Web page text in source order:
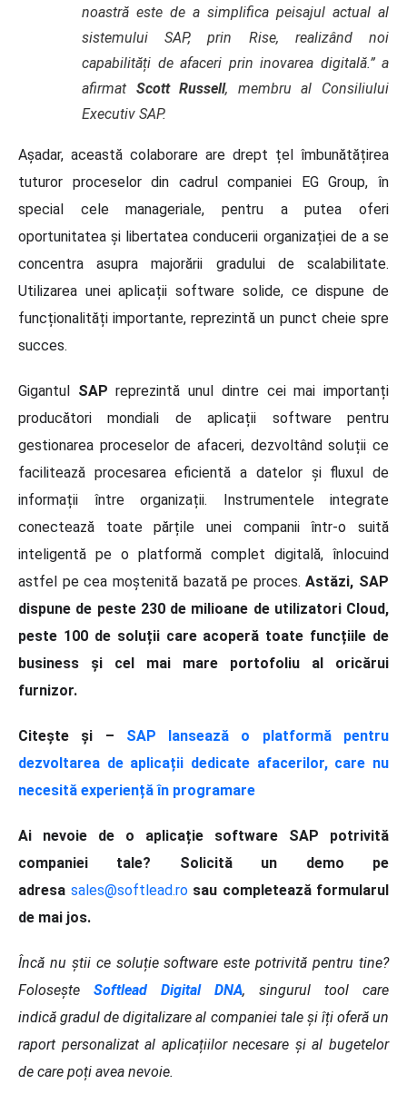
noastră este de a simplifica peisajul actual al
sistemului SAP, prin Rise, realizând noi
capabilități de afaceri prin inovarea digitală.” a
afirmat Scott Russell, membru al Consiliului
Executiv SAP.
Așadar, această colaborare are drept țel îmbunătățirea
tuturor proceselor din cadrul companiei EG Group, în
special cele manageriale, pentru a putea oferi
oportunitatea și libertatea conducerii organizației de a se
concentra asupra majorării gradului de scalabilitate.
Utilizarea unei aplicații software solide, ce dispune de
funcționalități importante, reprezintă un punct cheie spre
succes.
Gigantul SAP reprezintă unul dintre cei mai importanți
producători mondiali de aplicații software pentru
gestionarea proceselor de afaceri, dezvoltând soluții ce
facilitează procesarea eficientă a datelor și fluxul de
informații între organizații. Instrumentele integrate
conectează toate părțile unei companii într-o suită
inteligentă pe o platformă complet digitală, înlocuind
astfel pe cea moștenită bazată pe proces.Astăzi, SAP
dispune de peste 230 de milioane de utilizatori Cloud,
peste 100 de soluții care acoperă toate funcțiile de
business și cel mai mare portofoliu al oricărui
furnizor.
Citește și – SAP lansează o platformă pentru
dezvoltarea de aplicații dedicate afacerilor, care nu
necesită experiență în programare
Ai nevoie de o aplicație software SAP potrivită
companiei tale? Solicită un demo pe
adresa sales@softlead.rosau completează formularul
de mai jos.
Încă nu știi ce soluție software este potrivită pentru tine?
Folosește
Softlead Digital DNA, singurul tool care
indică gradul de digitalizare al companiei tale și îți oferă un
raport personalizat al aplicațiilor necesare și al bugetelor
de care poți avea nevoie.